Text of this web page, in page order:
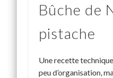
Bûche de
pistache
Une recette
peu d’organisation,